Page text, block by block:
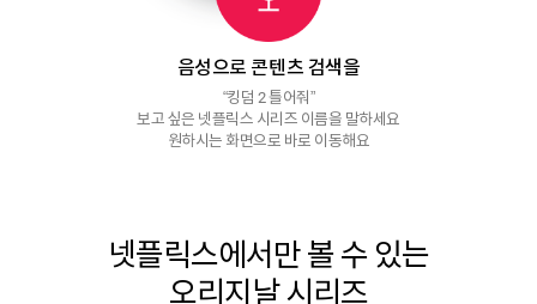
음성으로 콘텐츠 검색을
“킹덤 2 틀어줘”
보고 싶은 넷플릭스 시리즈 이름을 말하세요
원하시는 화면으로 바로 이동해요
넷플릭스에서만 볼 수 있는
오리지날 시리즈